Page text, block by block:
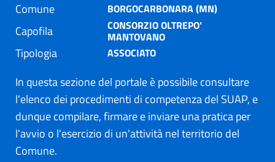
Comune BORGOCARBONARA (MN)
Capofila CONSORZIO OLTREPO'
MANTOVANO
Tipologia ASSOCIATO
In questa sezione del portale è possibile consultare
l'elenco dei procedimenti di competenza del SUAP, e
dunque compilare, firmare e inviare una pratica per
l'avvio o l'esercizio di un'attività nel territorio del
Comune.